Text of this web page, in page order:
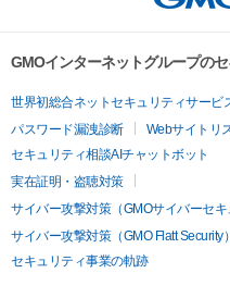
GMOインターネットグループの
世界初総合ネットセキュリティサービ
パスワード漏洩診断
Webサイトリ
セキュリティ相談AIチャットボット
実在証明・盗聴対策
サイバー攻撃対策（GMOサイバーセキ
サイバー攻撃対策（GMO Flatt Security）
セキュリティ事業の軌跡